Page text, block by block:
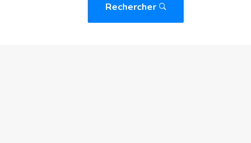
Rechercher